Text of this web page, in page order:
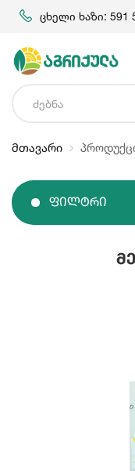
ცხელი ხაზი: 591
მთავარი
Ფილტრი